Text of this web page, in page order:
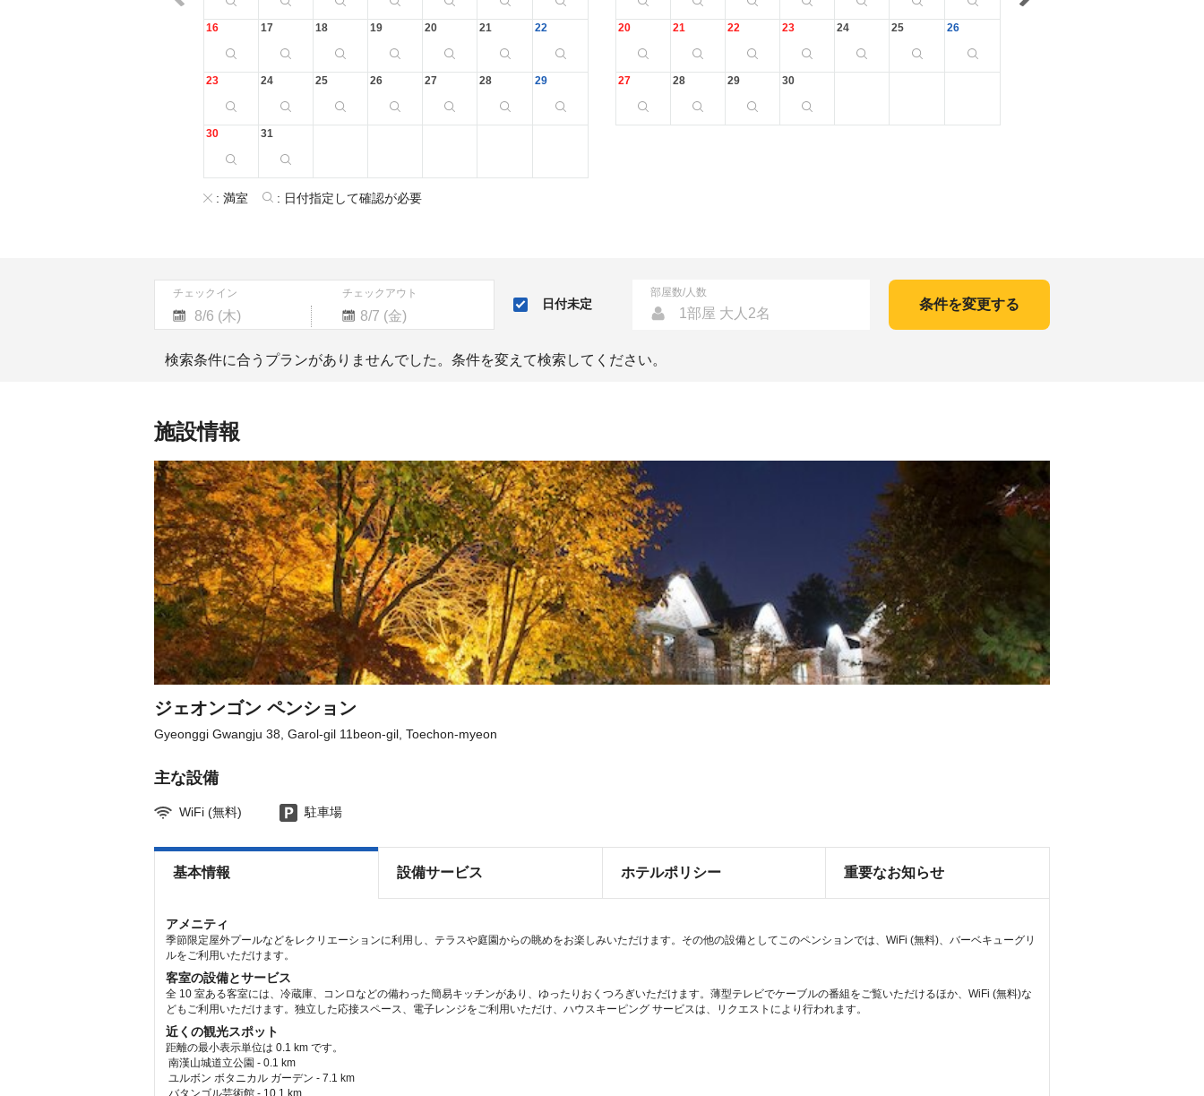
16 17 18 19 20 21 22
23 24 25 26 27 28 29
30 31
20 21 22 23 24 25 26
27 28 29 30
: 満室 : 日付指定して確認が必要
チェックイン チェックアウト
Navigate
forward
to
calendar
and
select
a
date.
Press
the
question
mark
key
to
get
the
keyboard
shortcuts
for
changing
dates.
Navigate
to
select
a
date.
Press
the
question
mark
key
to
get
the
keyboard
shortcuts
for
changing
dates.
日付未定
部屋数/人数
1部屋 大人2名
条件を変更する
検索条件に合うプランがありませんでした。条件を変えて検索してください。
施設情報
ジェオンゴン ペンション
Gyeonggi Gwangju 38, Garol-gil 11beon-gil, Toechon-myeon
主な設備
WiFi (無料) 駐車場
基本情報 設備サービス ホテルポリシー 重要なお知らせ
アメニティ
季節限定屋外プールなどをレクリエーションに利用し、テラスや庭園からの眺めをお楽しみいただけます。その他の設備としてこのペンションでは、WiFi (無料)、バーベキューグリ
ルをご利用いただけます。
客室の設備とサービス
全 10 室ある客室には、冷蔵庫、コンロなどの備わった簡易キッチンがあり、ゆったりおくつろぎいただけます。薄型テレビでケーブルの番組をご覧いただけるほか、WiFi (無料)な
どもご利用いただけます。独立した応接スペース、電子レンジをご利用いただけ、ハウスキーピング サービスは、リクエストにより行われます。
近くの観光スポット
距離の最小表示単位は 0.1 km です。
南漢山城道立公園 - 0.1 km
ユルボン ボタニカル ガーデン - 7.1 km
バタンゴル芸術館 - 10.1 km